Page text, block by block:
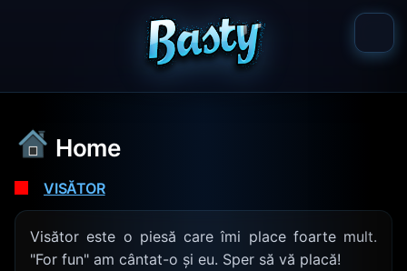
Home
VISĂTOR
Visător este o piesă care îmi place foarte mult.
"For fun" am cântat-o și eu. Sper să vă placă!